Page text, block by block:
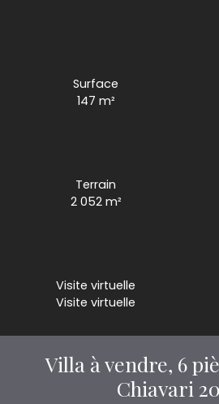
Surface
147 m²
Terrain
2 052 m²
Visite virtuelle
Visite virtuelle
Villa à vendre, 6
Chiavari